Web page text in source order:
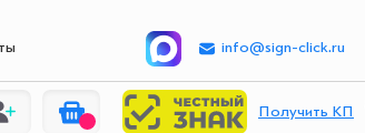
info@sign-click.ru
Получить КП